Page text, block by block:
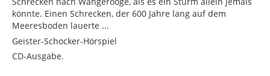
könnte. Einen Schrecken, der 600 Jahre lang auf dem
Meeresboden lauerte ...
Geister-Schocker-Hörspiel
CD-Ausgabe.